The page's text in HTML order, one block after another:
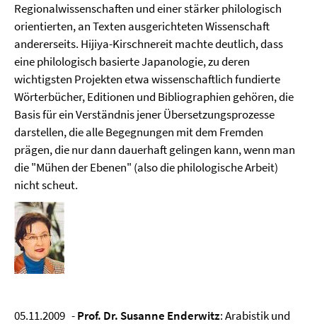
Regionalwissenschaften und einer stärker philologisch
orientierten, an Texten ausgerichteten Wissenschaft
andererseits. Hijiya-Kirschnereit machte deutlich, dass
eine philologisch basierte Japanologie, zu deren
wichtigsten Projekten etwa wissenschaftlich fundierte
Wörterbücher, Editionen und Bibliographien gehören, die
Basis für ein Verständnis jener Übersetzungsprozesse
darstellen, die alle Begegnungen mit dem Fremden
prägen, die nur dann dauerhaft gelingen kann, wenn man
die "Mühen der Ebenen" (also die philologische Arbeit)
nicht scheut.
05.11.2009 -Prof. Dr. Susanne Enderwitz: Arabistik und